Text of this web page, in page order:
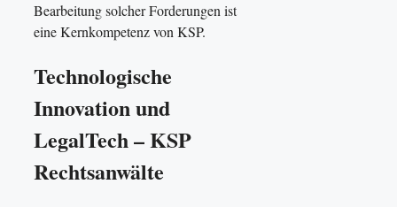
Bearbeitung solcher Forderungen ist
eine Kernkompetenz von KSP.
Technologische
Innovation und
LegalTech – KSP
Rechtsanwälte